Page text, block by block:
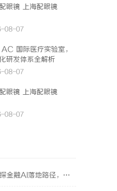
眼镜 上海配眼镜
08-07
国际医疗实验室，
研发体系全解析
08-07
眼镜 上海配眼镜
08-07
路径，天创信用星图AI助力产业金融智能升级